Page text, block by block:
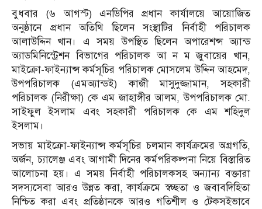
বুধবার (৬ আগস্ট) এনডিপির প্রধান কার্যালয়ে আয়োজিত
অনুষ্ঠানে প্রধান অতিথি ছিলেন সংস্থাটির নির্বাহী পরিচালক
আলাউদ্দিন খান। এ সময় উপস্থিত ছিলেন অপারেশন্স অ্যান্ড
অ্যাডমিনিস্ট্রেশন বিভাগের পরিচালক আ ন ম জুবায়ের খান,
মাইক্রো-ফাইন্যান্স কর্মসূচির পরিচালক মোসলেম উদ্দিন আহমেদ,
উপপরিচালক (এমঅ্যান্ডই) কাজী মাসুদুজ্জামান, সহকারী
পরিচালক (নিরীক্ষা) কে এম জাহাঙ্গীর আলম, উপপরিচালক মো.
সাইফুল ইসলাম এবং সহকারী পরিচালক কে এম শহিদুল
ইসলাম।
সভায় মাইক্রো-ফাইন্যান্স কর্মসূচির চলমান কার্যক্রমের অগ্রগতি,
অর্জন, চ্যালেঞ্জ এবং আগামী দিনের কর্মপরিকল্পনা নিয়ে বিস্তারিত
আলোচনা হয়। এ সময় নির্বাহী পরিচালকসহ অন্যান্য বক্তারা
সদস্যসেবা আরও উন্নত করা, কার্যক্রমে স্বচ্ছতা ও জবাবদিহিতা
নিশ্চিত করা এবং প্রতিষ্ঠানকে আরও গতিশীল ও টেকসইভাবে